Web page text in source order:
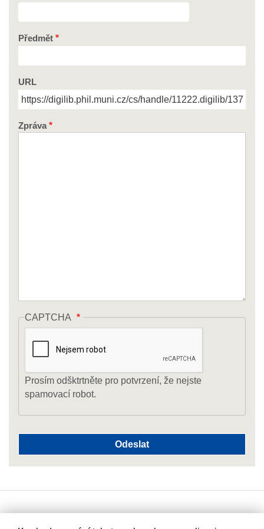
Předmět
URL
Zpráva
CAPTCHA
Prosím odšktrtněte pro potvrzení, že nejste
spamovací robot.